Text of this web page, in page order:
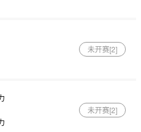
未开赛[2]
未开赛[2]